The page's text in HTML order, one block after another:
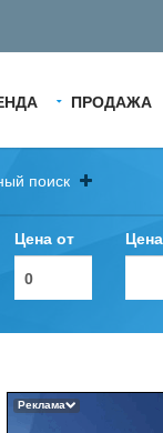
ПРОДАЖА
поиск
Цена от
Реклама